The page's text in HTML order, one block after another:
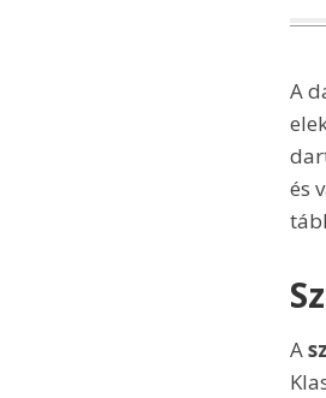
A
és
A